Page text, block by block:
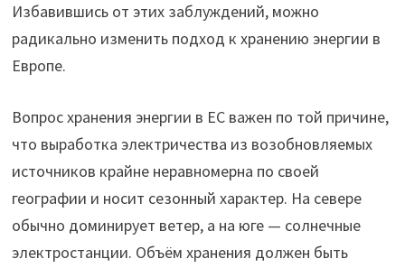
Избавившись от этих заблуждений, можно
радикально изменить подход к хранению энергии в
Европе.
Вопрос хранения энергии в ЕС важен по той причине,
что выработка электричества из возобновляемых
источников крайне неравномерна по своей
географии и носит сезонный характер. На севере
обычно доминирует ветер, а на юге — солнечные
электростанции. Объём хранения должен быть